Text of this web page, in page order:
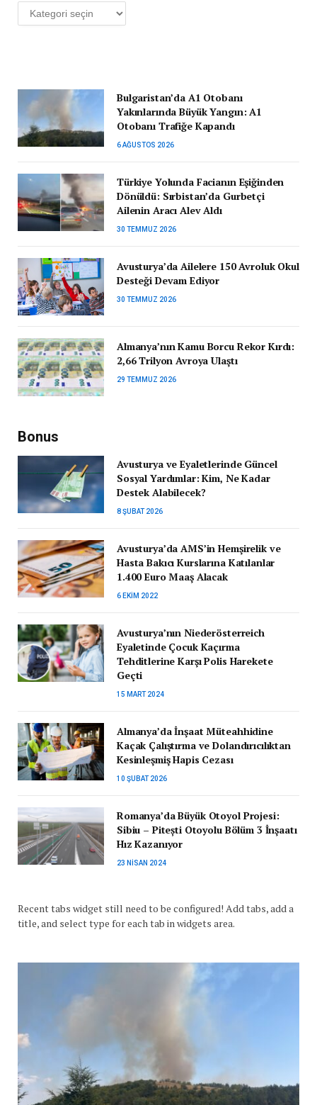
Kategoriler
Bulgaristan’da A1 Otobanı
Yakınlarında Büyük Yangın: A1
Otobanı Trafiğe Kapandı
6 AĞUSTOS 2026
Türkiye Yolunda Facianın Eşiğinden
Dönüldü: Sırbistan’da Gurbetçi
Ailenin Aracı Alev Aldı
30 TEMMUZ 2026
Avusturya’da Ailelere 150 Avroluk Okul
Desteği Devam Ediyor
30 TEMMUZ 2026
Almanya’nın Kamu Borcu Rekor Kırdı:
2,66 Trilyon Avroya Ulaştı
29 TEMMUZ 2026
Bonus
Avusturya ve Eyaletlerinde Güncel
Sosyal Yardımlar: Kim, Ne Kadar
Destek Alabilecek?
8 ŞUBAT 2026
Avusturya’da AMS’in Hemşirelik ve
Hasta Bakıcı Kurslarına Katılanlar
1.400 Euro Maaş Alacak
6 EKIM 2022
Avusturya’nın Niederösterreich
Eyaletinde Çocuk Kaçırma
Tehditlerine Karşı Polis Harekete
Geçti
15 MART 2024
Almanya’da İnşaat Müteahhidine
Kaçak Çalıştırma ve Dolandırıcılıktan
Kesinleşmiş Hapis Cezası
10 ŞUBAT 2026
Romanya’da Büyük Otoyol Projesi:
Sibiu – Pitești Otoyolu Bölüm 3 İnşaatı
Hız Kazanıyor
23 NISAN 2024
Recent tabs widget still need to be configured! Add tabs, add a
title, and select type for each tab in widgets area.